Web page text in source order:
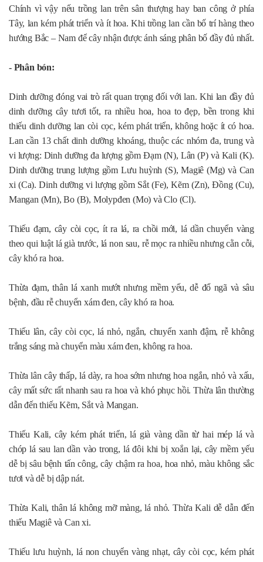
Chính vì vậy nếu trồng lan trên sân thượng hay ban công ở phía
Tây, lan kém phát triển và ít hoa. Khi trồng lan cần bố trí hàng theo
hướng Bắc – Nam để cây nhận được ánh sáng phân bố đầy đủ nhất.
- Phân bón:
Dinh dưỡng đóng vai trò rất quan trọng đối với lan. Khi lan đầy đủ
dinh dưỡng cây tươi tốt, ra nhiều hoa, hoa to đẹp, bền trong khi
thiếu dinh dưỡng lan còi cọc, kém phát triển, không hoặc ít có hoa.
Lan cần 13 chất dinh dưỡng khoáng, thuộc các nhóm đa, trung và
vi lượng: Dinh dưỡng đa lượng gồm Đạm (N), Lân (P) và Kali (K).
Dinh dưỡng trung lượng gồm Lưu huỳnh (S), Magiê (Mg) và Can
xi (Ca). Dinh dưỡng vi lượng gồm Sắt (Fe), Kẽm (Zn), Đồng (Cu),
Mangan (Mn), Bo (B), Molypđen (Mo) và Clo (Cl).
Thiếu đạm, cây còi cọc, ít ra lá, ra chồi mới, lá dần chuyển vàng
theo qui luật lá già trước, lá non sau, rễ mọc ra nhiều nhưng cằn cỗi,
cây khó ra hoa.
Thừa đạm, thân lá xanh mướt nhưng mềm yếu, dễ đổ ngã và sâu
bệnh, đầu rễ chuyển xám đen, cây khó ra hoa.
Thiếu lân, cây còi cọc, lá nhỏ, ngắn, chuyển xanh đậm, rễ không
trắng sáng mà chuyển màu xám đen, không ra hoa.
Thừa lân cây thấp, lá dày, ra hoa sớm nhưng hoa ngắn, nhỏ và xấu,
cây mất sức rất nhanh sau ra hoa và khó phục hồi. Thừa lân thường
dẫn đến thiếu Kẽm, Sắt và Mangan.
Thiếu Kali, cây kém phát triển, lá già vàng dần từ hai mép lá và
chóp lá sau lan dần vào trong, lá đôi khi bị xoắn lại, cây mềm yếu
dễ bị sâu bệnh tấn công, cây chậm ra hoa, hoa nhỏ, màu không sắc
tươi và dễ bị dập nát.
Thừa Kali, thân lá không mỡ màng, lá nhỏ. Thừa Kali dễ dẫn đến
thiếu Magiê và Can xi.
Thiếu lưu huỳnh, lá non chuyển vàng nhạt, cây còi cọc, kém phát